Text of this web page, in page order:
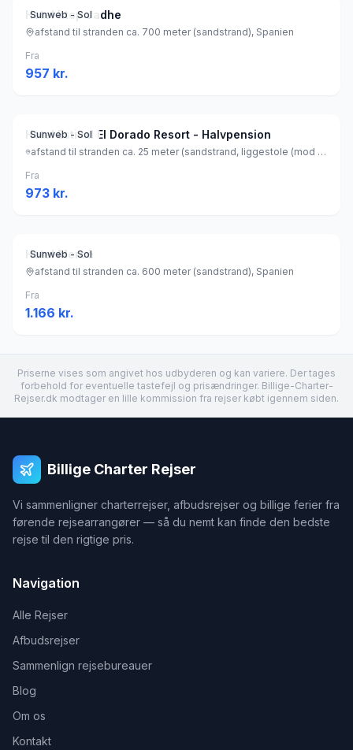
Sunweb - Sol
Hotel htop Jadhe
afstand til stranden ca. 700 meter (sandstrand), Spanien
Fra
957 kr.
Sunweb - Sol
Hotel Estival El Dorado Resort - Halvpension
afstand til stranden ca. 25 meter (sandstrand, liggestole (mod betaling) , parasol (mod betaling) ), Spanien
Fra
973 kr.
Sunweb - Sol
Hotel Mercè
afstand til stranden ca. 600 meter (sandstrand), Spanien
Fra
1.166 kr.
Priserne vises som angivet hos udbyderen og kan variere. Der tages
forbehold for eventuelle tastefejl og prisændringer. Billige-Charter-
Rejser.dk modtager en lille kommission fra rejser købt igennem siden.
Billige Charter Rejser
Vi sammenligner charterrejser, afbudsrejser og billige ferier fra
førende rejsearrangører — så du nemt kan finde den bedste
rejse til den rigtige pris.
Navigation
Alle Rejser
Afbudsrejser
Sammenlign rejsebureauer
Blog
Om os
Kontakt